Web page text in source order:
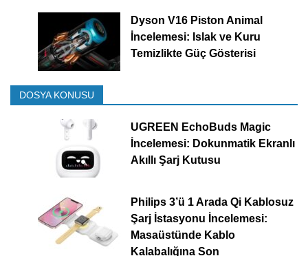
Dyson V16 Piston Animal
İncelemesi: Islak ve Kuru
Temizlikte Güç Gösterisi
DOSYA KONUSU
UGREEN EchoBuds Magic
İncelemesi: Dokunmatik Ekranlı
Akıllı Şarj Kutusu
Philips 3’ü 1 Arada Qi Kablosuz
Şarj İstasyonu İncelemesi:
Masaüstünde Kablo
Kalabalığına Son